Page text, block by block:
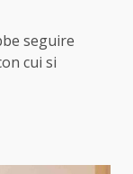
seguire
cui si